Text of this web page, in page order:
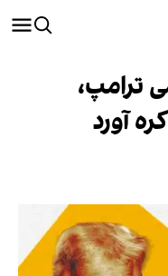
ترامپ،
آورد